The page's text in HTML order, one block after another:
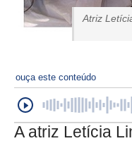
Atriz
ouça este conteúdo
A atriz Letícia